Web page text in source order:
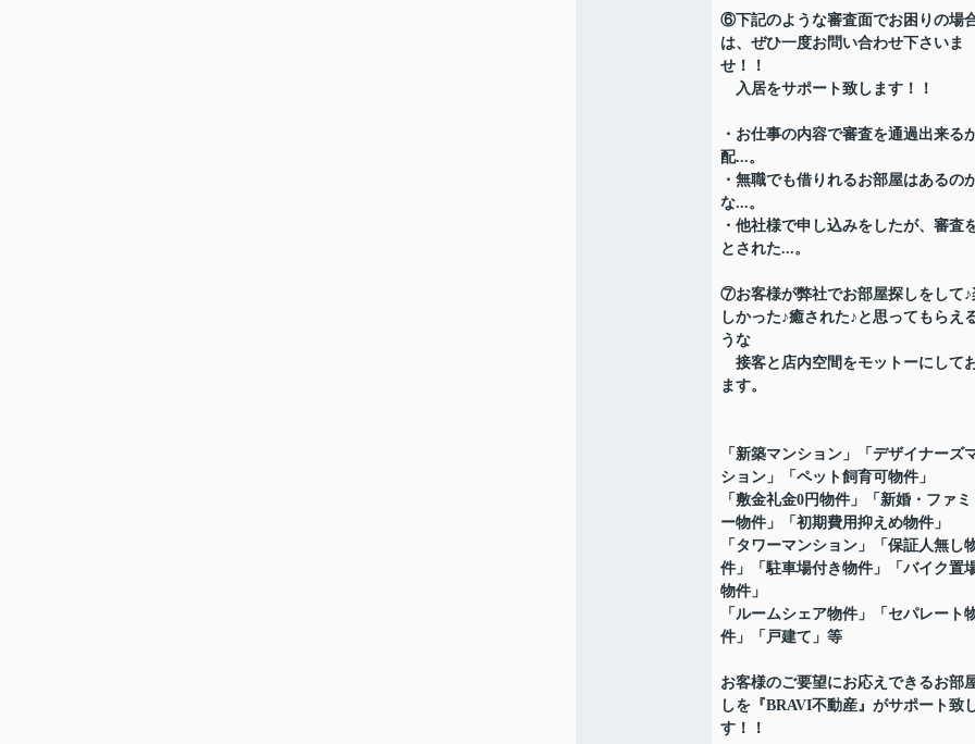
⑥下記のような審査面でお困りの場
は、ぜひ一度お問い合わせ下さいま
せ！！
入居をサポート致します！！
・お仕事の内容で審査を通過出来る
配...。
・無職でも借りれるお部屋はあるの
な...。
・他社様で申し込みをしたが、審査
とされた...。
⑦お客様が弊社でお部屋探しをして♪
しかった♪癒された♪と思ってもらえ
うな
接客と店内空間をモットーにして
ます。
「新築マンション」「デザイナーズ
ション」「ペット飼育可物件」
「敷金礼金0円物件」「新婚・ファミ
ー物件」「初期費用抑えめ物件」
「タワーマンション」「保証人無し
件」「駐車場付き物件」「バイク置
物件」
「ルームシェア物件」「セパレート
件」「戸建て」等
お客様のご要望にお応えできるお部
しを『BRAVI不動産』がサポート致
す！！